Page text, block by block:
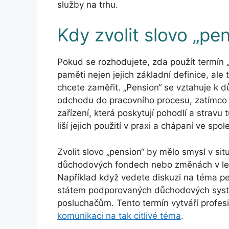
služby na trhu.
Kdy zvolit slovo
Pokud se rozhodujete, zda použít termín
paměti nejen jejich základní definice,
chcete zaměřit. „Pension“ se vztahuje k
odchodu do pracovního procesu,
zařízení, která poskytují pohodlí a stravu
liší jejich použití v praxi a chápaní ve
Zvolit slovo „pension“ by mělo smysl v
důchodových fondech nebo změnách v
Například když vedete diskuzi na téma
státem podporovaných důchodových
posluchačům. Tento termín vytváří
komunikaci na tak citlivé téma.